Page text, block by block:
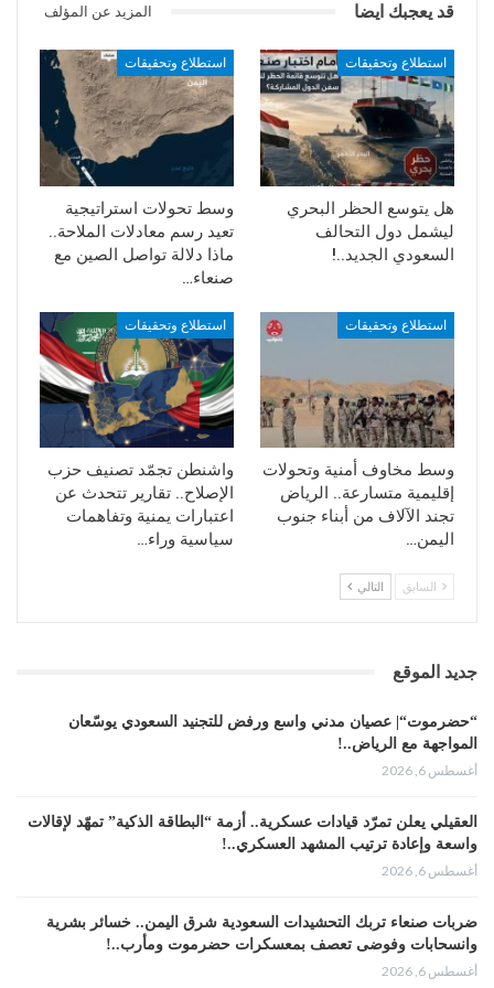
قد يعجبك ايضا المزيد عن المؤلف
استطلاع وتحقيقات
هل يتوسع الحظر البحري
ليشمل دول التحالف
السعودي الجديد..!
استطلاع وتحقيقات
وسط تحولات استراتيجية
تعيد رسم معادلات الملاحة..
ماذا دلالة تواصل الصين مع
صنعاء…
استطلاع وتحقيقات
وسط مخاوف أمنية وتحولات
إقليمية متسارعة.. الرياض
تجند الآلاف من أبناء جنوب
اليمن…
استطلاع وتحقيقات
واشنطن تجمّد تصنيف حزب
الإصلاح.. تقارير تتحدث عن
اعتبارات يمنية وتفاهمات
سياسية وراء…
السابق التالي
جديد الموقع
“حضرموت“| عصيان مدني واسع ورفض للتجنيد السعودي يوسّعان
المواجهة مع الرياض..!
أغسطس 6, 2026
العقيلي يعلن تمرّد قيادات عسكرية.. أزمة “البطاقة الذكية” تمهّد لإقالات
واسعة وإعادة ترتيب المشهد العسكري..!
أغسطس 6, 2026
ضربات صنعاء تربك التحشيدات السعودية شرق اليمن.. خسائر بشرية
وانسحابات وفوضى تعصف بمعسكرات حضرموت ومأرب..!
أغسطس 6, 2026